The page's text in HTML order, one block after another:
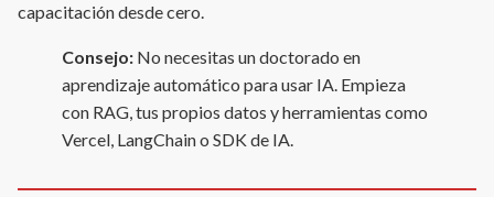
capacitación desde cero.
Consejo: No necesitas un doctorado en
aprendizaje automático para usar IA. Empieza
con RAG, tus propios datos y herramientas como
Vercel, LangChain o SDK de IA.